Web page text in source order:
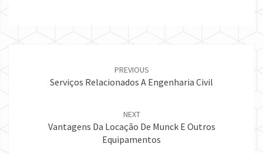
PREVIOUS
Serviços Relacionados A Engenharia Civil
NEXT
Vantagens Da Locação De Munck E Outros
Equipamentos